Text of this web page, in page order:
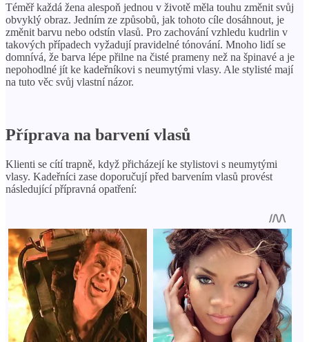
Téměř každá žena alespoň jednou v životě měla touhu změnit svůj
obvyklý obraz. Jedním ze způsobů, jak tohoto cíle dosáhnout, je
změnit barvu nebo odstín vlasů. Pro zachování vzhledu kudrlin v
takových případech vyžadují pravidelné tónování. Mnoho lidí se
domnívá, že barva lépe přilne na čisté prameny než na špinavé a je
nepohodlné jít ke kadeřníkovi s neumytými vlasy. Ale stylisté mají
na tuto věc svůj vlastní názor.
Příprava na barvení vlasů
Klienti se cítí trapně, když přicházejí ke stylistovi s neumytými
vlasy. Kadeřníci zase doporučují před barvením vlasů provést
následující přípravná opatření: